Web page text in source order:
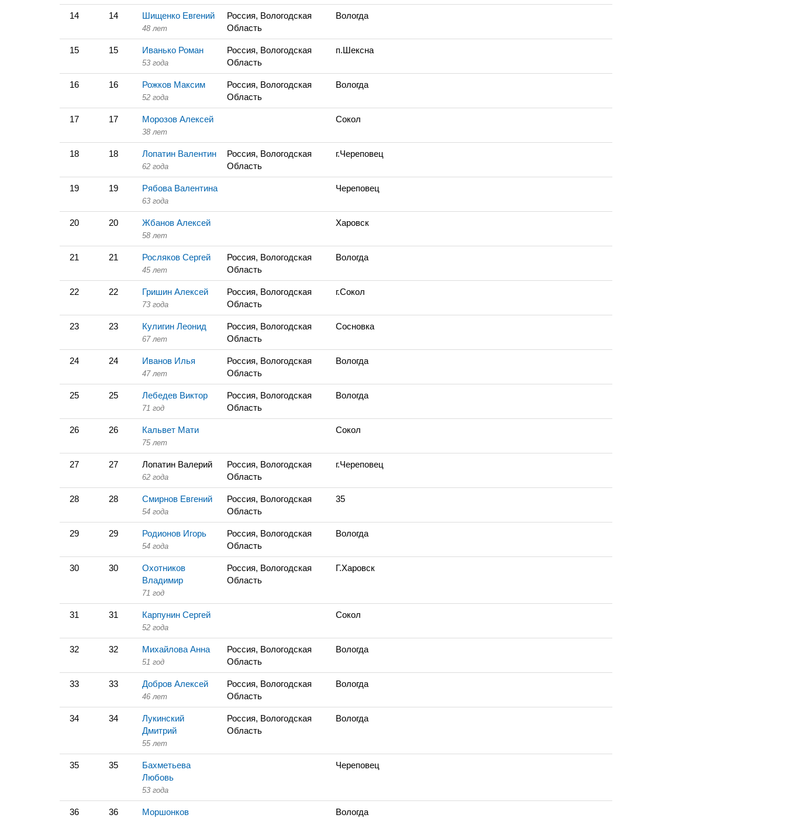
14 14 Шищенко Евгений
48 лет
Россия, Вологодская
Область
Вологда
15 15 Иванько Роман
53 года
Россия, Вологодская
Область
п.Шексна
16 16 Рожков Максим
52 года
Россия, Вологодская
Область
Вологда
17 17 Морозов Алексей
38 лет
Сокол
18 18 Лопатин Валентин
62 года
Россия, Вологодская
Область
г.Череповец
19 19 Рябова Валентина
63 года
Череповец
20 20 Жбанов Алексей
58 лет
Харовск
21 21 Росляков Сергей
45 лет
Россия, Вологодская
Область
Вологда
22 22 Гришин Алексей
73 года
Россия, Вологодская
Область
г.Сокол
23 23 Кулигин Леонид
67 лет
Россия, Вологодская
Область
Сосновка
24 24 Иванов Илья
47 лет
Россия, Вологодская
Область
Вологда
25 25 Лебедев Виктор
71 год
Россия, Вологодская
Область
Вологда
26 26 Кальвет Мати
75 лет
Сокол
27 27 Лопатин Валерий
62 года
Россия, Вологодская
Область
г.Череповец
28 28 Смирнов Евгений
54 года
Россия, Вологодская
Область
35
29 29 Родионов Игорь
54 года
Россия, Вологодская
Область
Вологда
30 30
Охотников
Владимир
71 год
Россия, Вологодская
Область
Г.Харовск
31 31 Карпунин Сергей
52 года
Сокол
32 32 Михайлова Анна
51 год
Россия, Вологодская
Область
Вологда
33 33 Добров Алексей
46 лет
Россия, Вологодская
Область
Вологда
34 34
Лукинский
Дмитрий
55 лет
Россия, Вологодская
Область
Вологда
35 35
Бахметьева
Любовь
53 года
Череповец
36 36
Моршонков
Вологда